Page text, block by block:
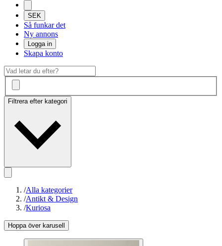
SEK
Så funkar det
Ny annons
Logga in
Skapa konto
Filtrera efter kategori
/Alla kategorier
/Antikt & Design
/Kuriosa
Hoppa över karusell